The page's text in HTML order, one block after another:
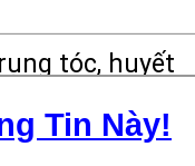
tóc, huyết
Tin Này!